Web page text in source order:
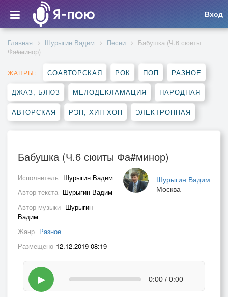
Вход
Главная Шурыгин Вадим Песни
Бабушка (Ч.6 сюиты
Фа#минор)
ЖАНРЫ: СОАВТОРСКАЯ РОК ПОП РАЗНОЕ
ДЖАЗ, БЛЮЗ МЕЛОДЕКЛАМАЦИЯ НАРОДНАЯ
АВТОРСКАЯ РЭП, ХИП-ХОП ЭЛЕКТРОННАЯ
Бабушка (Ч.6 сюиты Фа#минор)
Шурыгин Вадим
Москва
Исполнитель Шурыгин Вадим
Автор текста Шурыгин Вадим
Автор музыки Шурыгин
Вадим
Жанр Разное
Размещено 12.12.2019 08:19
▶ 0:00 / 0:00